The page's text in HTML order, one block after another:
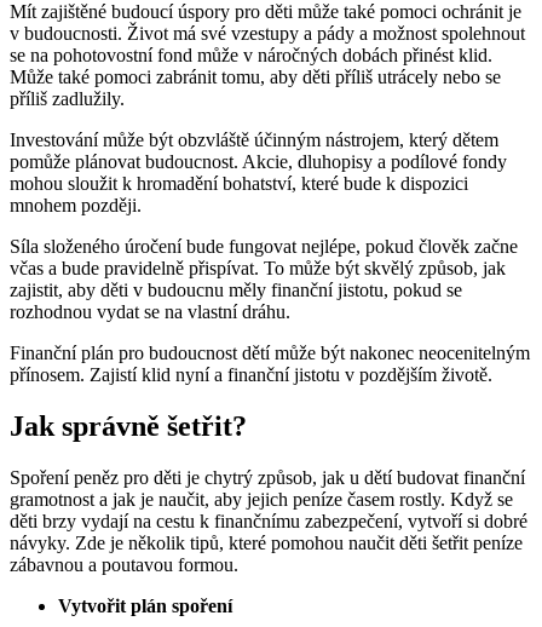
Mít zajištěné budoucí úspory pro děti může také pomoci ochránit je
v budoucnosti. Život má své vzestupy a pády a možnost spolehnout
se na pohotovostní fond může v náročných dobách přinést klid.
Může také pomoci zabránit tomu, aby děti příliš utrácely nebo se
příliš zadlužily.
Investování může být obzvláště účinným nástrojem, který dětem
pomůže plánovat budoucnost. Akcie, dluhopisy a podílové fondy
mohou sloužit k hromadění bohatství, které bude k dispozici
mnohem později.
Síla složeného úročení bude fungovat nejlépe, pokud člověk začne
včas a bude pravidelně přispívat. To může být skvělý způsob, jak
zajistit, aby děti v budoucnu měly finanční jistotu, pokud se
rozhodnou vydat se na vlastní dráhu.
Finanční plán pro budoucnost dětí může být nakonec neocenitelným
přínosem. Zajistí klid nyní a finanční jistotu v pozdějším životě.
Jak správně šetřit?
Spoření peněz pro děti je chytrý způsob, jak u dětí budovat finanční
gramotnost a jak je naučit, aby jejich peníze časem rostly. Když se
děti brzy vydají na cestu k finančnímu zabezpečení, vytvoří si dobré
návyky. Zde je několik tipů, které pomohou naučit děti šetřit peníze
zábavnou a poutavou formou.
Vytvořit plán spoření